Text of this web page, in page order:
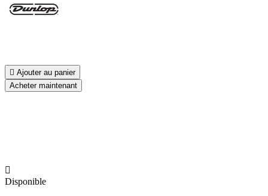
 Ajouter au panier
Acheter maintenant

Disponible